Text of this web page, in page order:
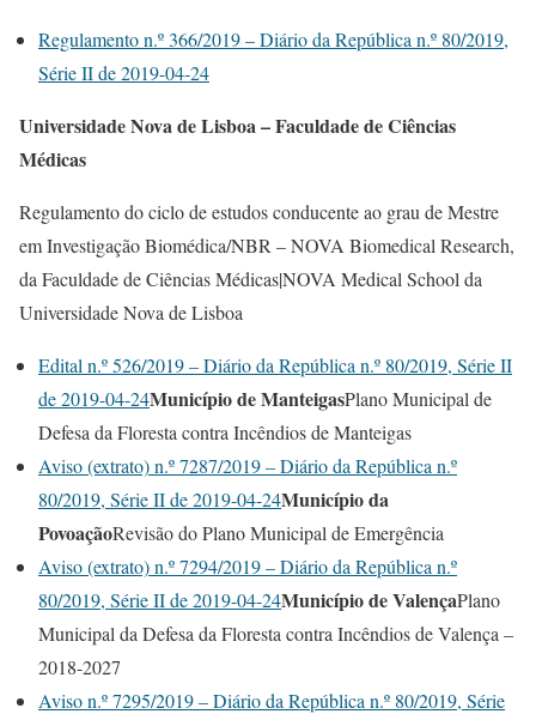
Regulamento n.º 366/2019 – Diário da República n.º 80/2019,
Série II de 2019-04-24
Universidade Nova de Lisboa – Faculdade de Ciências
Médicas
Regulamento do ciclo de estudos conducente ao grau de Mestre
em Investigação Biomédica/NBR – NOVA Biomedical Research,
da Faculdade de Ciências Médicas|NOVA Medical School da
Universidade Nova de Lisboa
Edital n.º 526/2019 – Diário da República n.º 80/2019, Série II
de 2019-04-24Município de ManteigasPlano Municipal de
Defesa da Floresta contra Incêndios de Manteigas
Aviso (extrato) n.º 7287/2019 – Diário da República n.º
80/2019, Série II de 2019-04-24Município da
PovoaçãoRevisão do Plano Municipal de Emergência
Aviso (extrato) n.º 7294/2019 – Diário da República n.º
80/2019, Série II de 2019-04-24Município de ValençaPlano
Municipal da Defesa da Floresta contra Incêndios de Valença –
2018-2027
Aviso n.º 7295/2019 – Diário da República n.º 80/2019, Série